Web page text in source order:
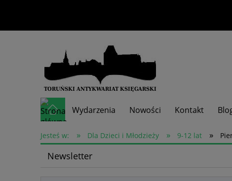
Wydarzenia Nowości Kontakt
Skup książek
Jesteś w: » Dla Dzieci i Młodzieży » 9-12 lat »
Newsletter